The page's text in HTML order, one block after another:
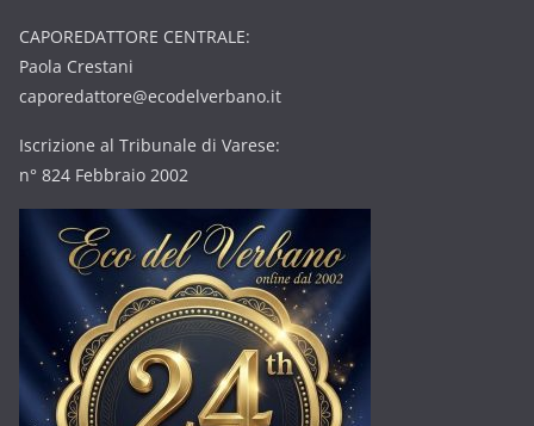
CAPOREDATTORE CENTRALE:
Paola Crestani
caporedattore@ecodelverbano.it
Iscrizione al Tribunale di Varese:
n° 824 Febbraio 2002